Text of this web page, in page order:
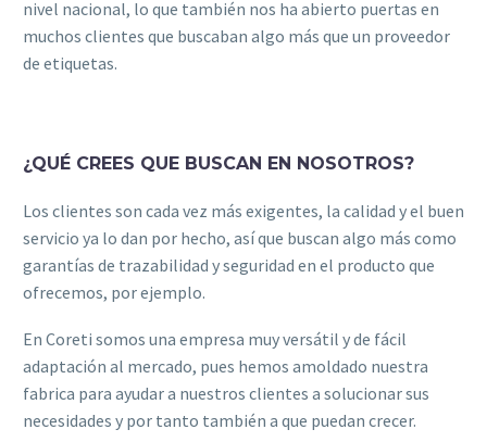
nivel nacional, lo que también nos ha abierto puertas en
muchos clientes que buscaban algo más que un proveedor
de etiquetas.
¿QUÉ CREES QUE BUSCAN EN NOSOTROS?
Los clientes son cada vez más exigentes, la calidad y el buen
servicio ya lo dan por hecho, así que buscan algo más como
garantías de trazabilidad y seguridad en el producto que
ofrecemos, por ejemplo.
En Coreti somos una empresa muy versátil y de fácil
adaptación al mercado, pues hemos amoldado nuestra
fabrica para ayudar a nuestros clientes a solucionar sus
necesidades y por tanto también a que puedan crecer.